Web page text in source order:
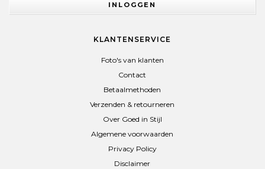
INLOGGEN
KLANTENSERVICE
Foto's van klanten
Contact
Betaalmethoden
Verzenden & retourneren
Over Goed in Stijl
Algemene voorwaarden
Privacy Policy
Disclaimer